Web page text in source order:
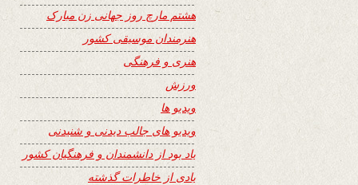
هشتم مارچ روز جهانی زن مبارک
هنرمندان موسیقی کشور
هنری و فرهنگی
ورزش
ویدیو ها
ویدیو های جالب دیدنی و شنیدنی
یاد بود از دانشمندان و فرهنگیان کشور
یادی از خاطرات گذشته